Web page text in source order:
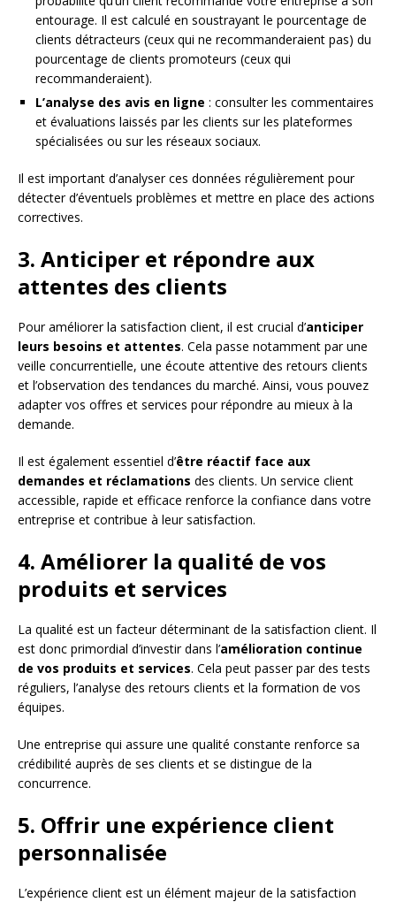
entourage. Il est calculé en soustrayant le pourcentage de
clients détracteurs (ceux qui ne recommanderaient pas) du
pourcentage de clients promoteurs (ceux qui
recommanderaient).
L’analyse des avis en ligne : consulter les commentaires
et évaluations laissés par les clients sur les plateformes
spécialisées ou sur les réseaux sociaux.
Il est important d’analyser ces données régulièrement pour
détecter d’éventuels problèmes et mettre en place des actions
correctives.
3. Anticiper et répondre aux
attentes des clients
Pour améliorer la satisfaction client, il est crucial d’anticiper
leurs besoins et attentes. Cela passe notamment par une
veille concurrentielle, une écoute attentive des retours clients
et l’observation des tendances du marché. Ainsi, vous pouvez
adapter vos offres et services pour répondre au mieux à la
demande.
Il est également essentiel d’être réactif face aux
demandes et réclamations des clients. Un service client
accessible, rapide et efficace renforce la confiance dans votre
entreprise et contribue à leur satisfaction.
4. Améliorer la qualité de vos
produits et services
La qualité est un facteur déterminant de la satisfaction client. Il
est donc primordial d’investir dans l’amélioration continue
de vos produits et services. Cela peut passer par des tests
réguliers, l’analyse des retours clients et la formation de vos
équipes.
Une entreprise qui assure une qualité constante renforce sa
crédibilité auprès de ses clients et se distingue de la
concurrence.
5. Offrir une expérience client
personnalisée
L’expérience client est un élément majeur de la satisfaction